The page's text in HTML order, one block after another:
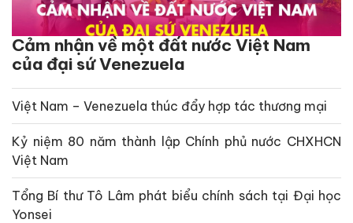
Cảm nhận về một đất nước Việt Nam
của đại sứ Venezuela
Việt Nam – Venezuela thúc đẩy hợp tác thương mại
Kỷ niệm 80 năm thành lập Chính phủ nước CHXHCN
Việt Nam
Tổng Bí thư Tô Lâm phát biểu chính sách tại Đại học
Yonsei